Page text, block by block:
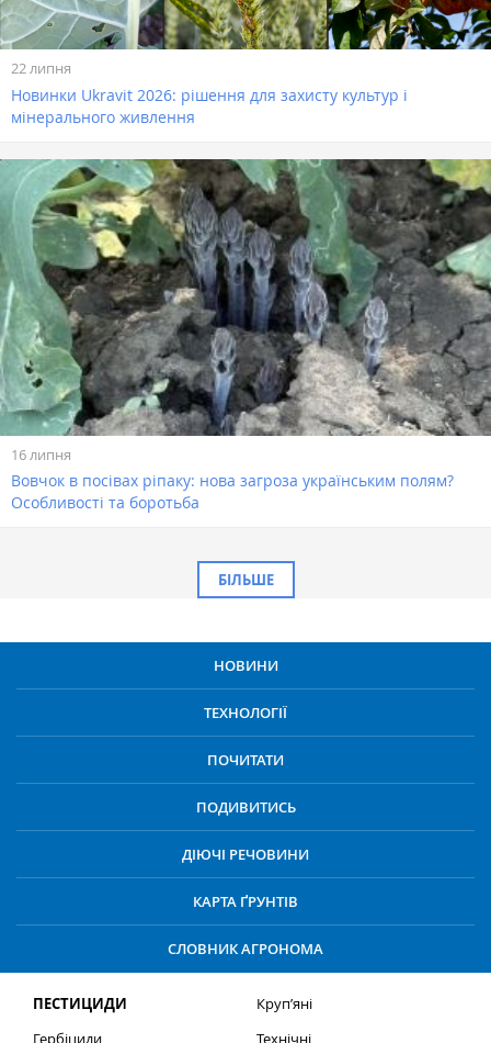
22 липня
Новинки Ukravit 2026: рішення для захисту культур і
мінерального живлення
16 липня
Вовчок в посівах ріпаку: нова загроза українським полям?
Особливості та боротьба
БІЛЬШЕ
НОВИНИ
ТЕХНОЛОГІЇ
ПОЧИТАТИ
ПОДИВИТИСЬ
ДІЮЧІ РЕЧОВИНИ
КАРТА ҐРУНТІВ
СЛОВНИК АГРОНОМА
ПЕСТИЦИДИ
Гербіциди
Круп’яні
Технічні